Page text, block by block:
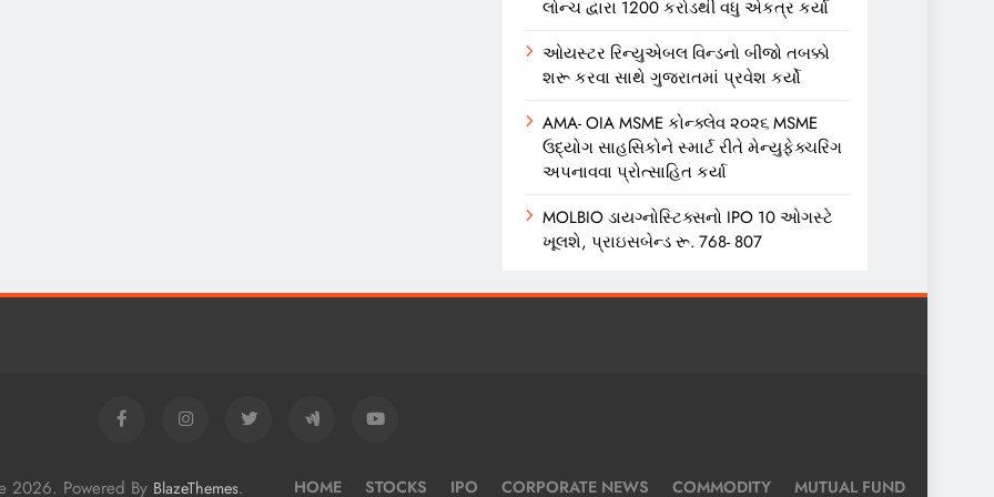
લોન્ચ દ્વારા 1200 કરોડથી વધુ એકત્ર કર્યા
ઓયસ્ટર રિન્યુએબલ વિન્ડનો બીજો તબક્કો
શરૂ કરવા સાથે ગુજરાતમાં પ્રવેશ કર્યો
AMA- OIA MSME કોન્ક્લેવ ૨૦૨૬ MSME
ઉદ્યોગ સાહસિકોને સ્માર્ટ રીતે મેન્યુફેક્ચરિંગ
અપનાવવા પ્રોત્સાહિત કર્યા
MOLBIO ડાયગ્નોસ્ટિક્સનો IPO 10 ઓગસ્ટે
ખૂલશે, પ્રાઇસબેન્ડ રૂ. 768- 807
2026. Powered By BlazeThemes. HOME STOCKS IPO CORPORATE NEWS COMMODITY MUTUAL FUND